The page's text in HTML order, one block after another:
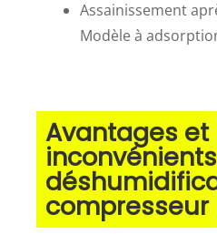
Assainissement
Modèle à
Avantages et
compresseur